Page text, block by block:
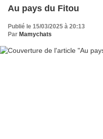
Au pays du Fitou
Publié le 15/03/2025 à 20:13
Par Mamychats